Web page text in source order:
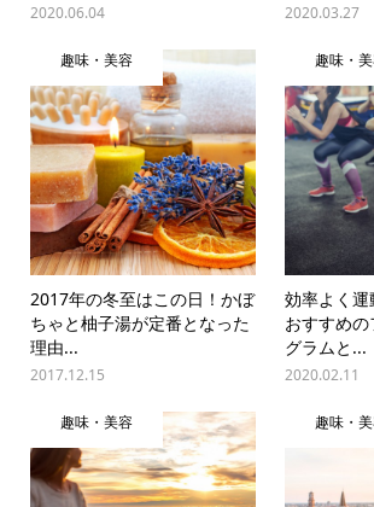
2020.06.04 2020.03.27
趣味・美容
2017年の冬至はこの日！かぼ
ちゃと柚子湯が定番となった
理由...
2017.12.15
趣味・
効率よく
おすすめ
グラムと...
2020.02.11
趣味・美容 趣味・